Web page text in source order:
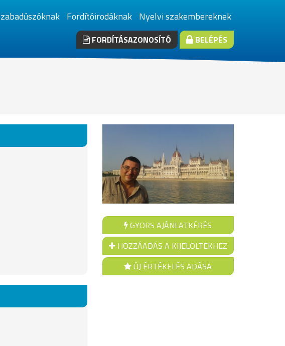
Fordítóirodáknak Nyelvi szakembereknek
FORDÍTÁSAZONOSÍTÓ BELÉPÉS
GYORS AJÁNLATKÉRÉS
HOZZÁADÁS A KIJELÖLTEKHEZ
ÚJ ÉRTÉKELÉS ADÁSA